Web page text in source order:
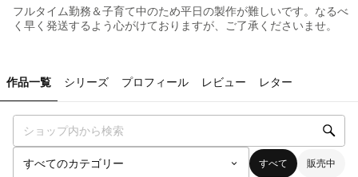
フルタイム勤務＆子育て中のため平日の製作が難しいです。なるべ
く早く発送するよう心がけておりますが、ご了承くださいませ。
作品一覧 シリーズ プロフィール レビュー レター
すべて 販売中